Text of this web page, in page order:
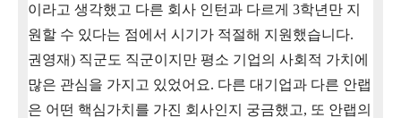
이라고 생각했고 다른 회사 인턴과 다르게 3학년만 지
원할 수 있다는 점에서 시기가 적절해 지원했습니다.
권영재) 직군도 직군이지만 평소 기업의 사회적 가치에
많은 관심을 가지고 있었어요. 다른 대기업과 다른 안랩
은 어떤 핵심가치를 가진 회사인지 궁금했고, 또 안랩의